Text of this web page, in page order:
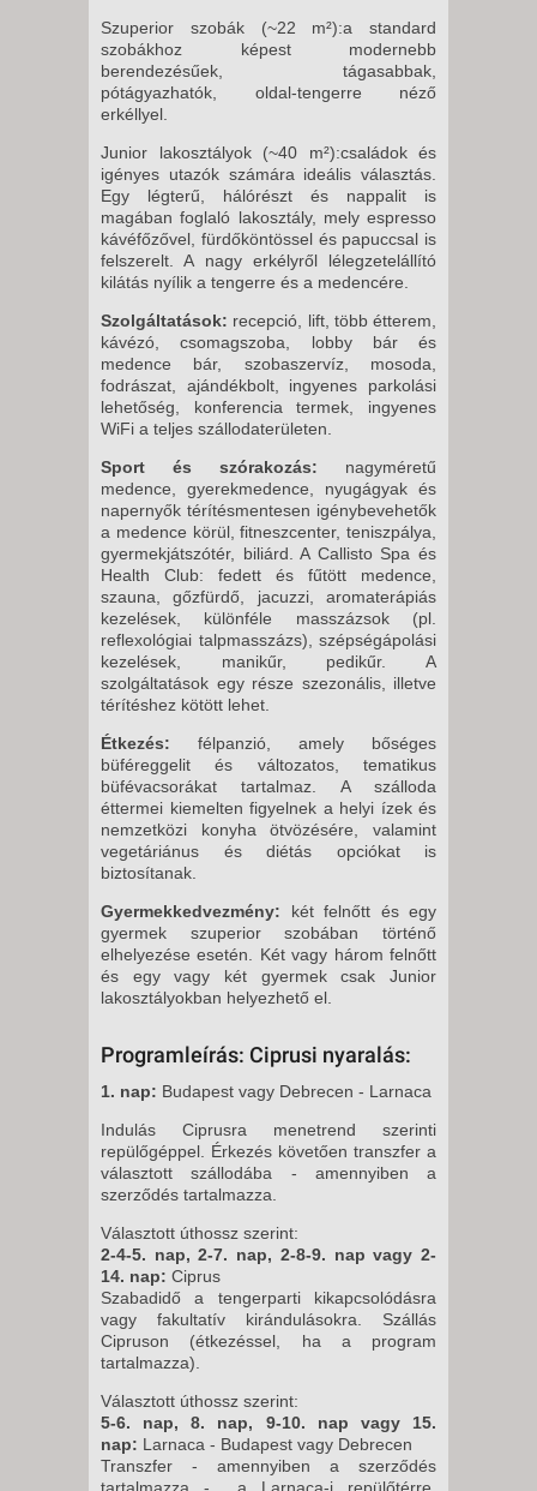
6 NAP / 5 ÉJSZAKA
2026. OKTÓBER 10., SZOMBAT
-
2026. OKTÓBER 10., SZOMBAT
-
15 NAP / 14 ÉJSZAKA
2026. OKTÓBER 12., HÉTFŐ -
8 NAP / 7 ÉJSZAKA
2026. OKTÓBER 12., HÉTFŐ -
10 NAP / 9 ÉJSZAKA
2026. OKTÓBER 13., KEDD -
8 NAP / 7 ÉJSZAKA
2026. OKTÓBER 14., SZERDA -
6 NAP / 5 ÉJSZAKA
2026. OKTÓBER 17., SZOMBAT
-
8 NAP / 7 ÉJSZAKA
2026. OKTÓBER 19., HÉTFŐ -
10 NAP / 9 ÉJSZAKA
2026. OKTÓBER 19., HÉTFŐ -
8 NAP / 7 ÉJSZAKA
2026. OKTÓBER 20., KEDD -
8 NAP / 7 ÉJSZAKA
2026. OKTÓBER 24., SZOMBAT
-
8 NAP / 7 ÉJSZAKA
Szuperior szobák (~22 m²):a standard
szobákhoz képest modernebb
berendezésűek, tágasabbak,
pótágyazhatók, oldal-tengerre néző
erkéllyel.
Junior lakosztályok (~40 m²):családok és
igényes utazók számára ideális választás.
Egy légterű, hálórészt és nappalit is
magában foglaló lakosztály, mely espresso
kávéfőzővel, fürdőköntössel és papuccsal is
felszerelt. A nagy erkélyről lélegzetelállító
kilátás nyílik a tengerre és a medencére.
Szolgáltatások: recepció, lift, több étterem,
kávézó, csomagszoba, lobby bár és
medence bár, szobaszervíz, mosoda,
fodrászat, ajándékbolt, ingyenes parkolási
lehetőség, konferencia termek, ingyenes
WiFi a teljes szállodaterületen.
Sport és szórakozás: nagyméretű
medence, gyerekmedence, nyugágyak és
napernyők térítésmentesen igénybevehetők
a medence körül, fitneszcenter, teniszpálya,
gyermekjátszótér, biliárd. A Callisto Spa és
Health Club: fedett és fűtött medence,
szauna, gőzfürdő, jacuzzi, aromaterápiás
kezelések, különféle masszázsok (pl.
reflexológiai talpmasszázs), szépségápolási
kezelések, manikűr, pedikűr. A
szolgáltatások egy része szezonális, illetve
térítéshez kötött lehet.
Étkezés: félpanzió, amely bőséges
büféreggelit és változatos, tematikus
büfévacsorákat tartalmaz. A szálloda
éttermei kiemelten figyelnek a helyi ízek és
nemzetközi konyha ötvözésére, valamint
vegetáriánus és diétás opciókat is
biztosítanak.
Gyermekkedvezmény: két felnőtt és egy
gyermek szuperior szobában történő
elhelyezése esetén. Két vagy három felnőtt
és egy vagy két gyermek csak Junior
lakosztályokban helyezhető el.
Programleírás: Ciprusi nyaralás:
1. nap: Budapest vagy Debrecen - Larnaca
Indulás Ciprusra menetrend szerinti
repülőgéppel. Érkezés követően transzfer a
választott szállodába - amennyiben a
szerződés tartalmazza.
Választott úthossz szerint:
2-4-5. nap, 2-7. nap, 2-8-9. nap vagy 2-
14. nap: Ciprus
Szabadidő a tengerparti kikapcsolódásra
vagy fakultatív kirándulásokra. Szállás
Cipruson (étkezéssel, ha a program
tartalmazza).
Választott úthossz szerint:
5-6. nap, 8. nap, 9-10. nap vagy 15.
nap: Larnaca - Budapest vagy Debrecen
Transzfer - amennyiben a szerződés